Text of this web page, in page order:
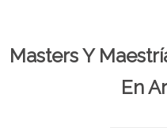
Masters Y
En